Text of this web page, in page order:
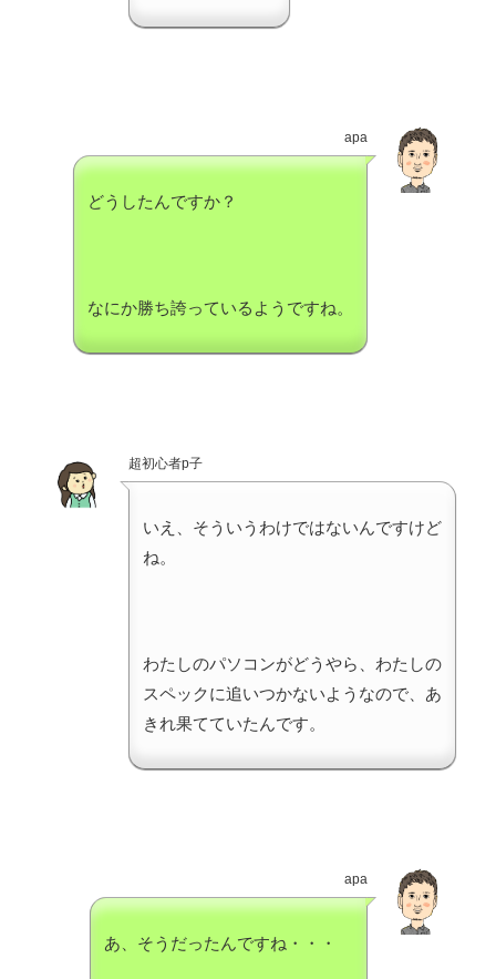
apa
どうしたんですか？
なにか勝ち誇っているようですね。
超初心者p子
いえ、そういうわけではないんですけど
ね。
わたしのパソコンがどうやら、わたしの
スペックに追いつかないようなので、あ
きれ果てていたんです。
apa
あ、そうだったんですね・・・